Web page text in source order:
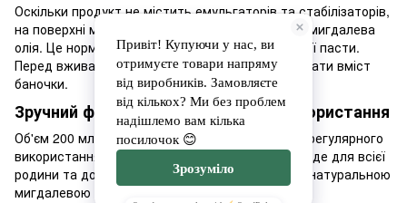
Оскільки продукт не містить емульгаторів та стабілізаторів,
на поверхні може природно відокремлюватися мигдалева
олія. Це нормальна ознака натуральної горіхової пасти.
Перед вживанням достатньо ретельно перемішати вміст
баночки.
Зручний формат для щоденного використання
Об'єм 200 мл стане оптимальним вибором для регулярного
використання вдома. Така баночка чудово підійде для всієї
родини та дозволить довше насолоджуватися натуральною
мигдалевою пастою у щоденному раціоні.